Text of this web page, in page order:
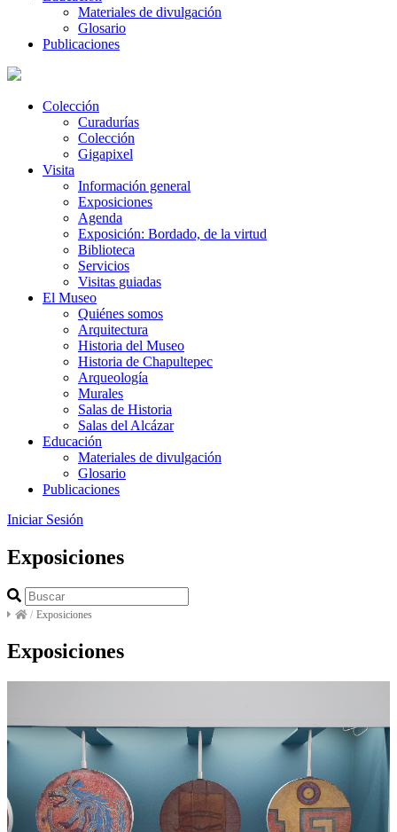
Materiales de divulgación
Glosario
Publicaciones
Colección
Curadurías
Colección
Gigapixel
Visita
Información general
Exposiciones
Agenda
Exposición: Bordado, de la virtud
Biblioteca
Servicios
Visitas guiadas
El Museo
Quiénes somos
Arquitectura
Historia del Museo
Historia de Chapultepec
Arqueología
Murales
Salas de Historia
Salas del Alcázar
Educación
Materiales de divulgación
Glosario
Publicaciones
Iniciar Sesión
Exposiciones
/ Exposiciones
Exposiciones